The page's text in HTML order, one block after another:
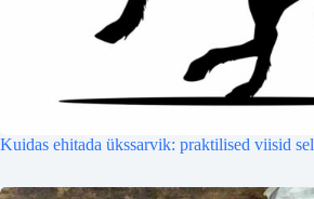
Kuidas ehitada ükssarvik: praktilised viisid